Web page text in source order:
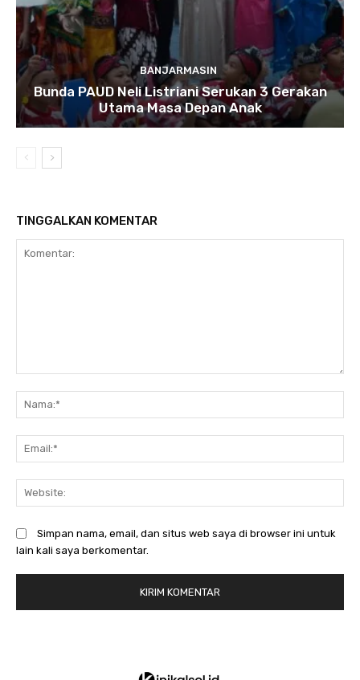
BANJARMASIN
Bunda PAUD Neli Listriani Serukan 3 Gerakan
Utama Masa Depan Anak
TINGGALKAN KOMENTAR
Simpan nama, email, dan situs web saya di browser ini untuk
lain kali saya berkomentar.